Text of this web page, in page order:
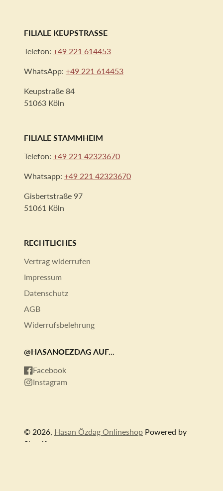
FILIALE KEUPSTRASSE
Telefon: +49 221 614453
WhatsApp: +49 221 614453
Keupstraße 84
51063 Köln
FILIALE STAMMHEIM
Telefon: +49 221 42323670
Whatsapp: +49 221 42323670
Gisbertstraße 97
51061 Köln
RECHTLICHES
Vertrag widerrufen
Impressum
Datenschutz
AGB
Widerrufsbelehrung
@HASANOEZDAG AUF...
Facebook
Instagram
© 2026, Hasan Özdag Onlineshop Powered by
Shopify